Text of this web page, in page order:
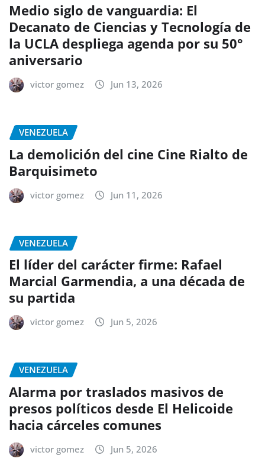
Medio siglo de vanguardia: El
Decanato de Ciencias y Tecnología de
la UCLA despliega agenda por su 50°
aniversario
victor gomez Jun 13, 2026
VENEZUELA
La demolición del cine Cine Rialto de
Barquisimeto
victor gomez Jun 11, 2026
VENEZUELA
El líder del carácter firme: Rafael
Marcial Garmendia, a una década de
su partida
victor gomez Jun 5, 2026
VENEZUELA
Alarma por traslados masivos de
presos políticos desde El Helicoide
hacia cárceles comunes
victor gomez Jun 5, 2026